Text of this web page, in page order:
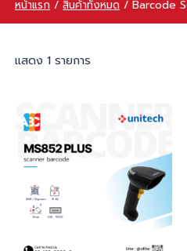
หน้าแรก / สินค้าทั้งหมด / Barcode
แสดง 1 รายการ